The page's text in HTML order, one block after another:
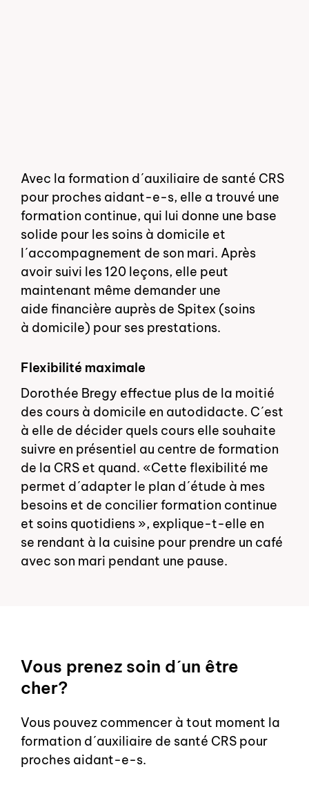
Avec la formation dʹauxiliaire de santé CRS
pour proches aidant-e-s, elle a trouvé une
formation continue, qui lui donne une base
solide pour les soins à domicile et
lʹaccompagnement de son mari. Après
avoir suivi les 120 leçons, elle peut
maintenant même demander une
aide financière auprès de Spitex (soins
à domicile) pour ses prestations.
Flexibilité maximale
Dorothée Bregy effectue plus de la moitié
des cours à domicile en autodidacte. Cʹest
à elle de décider quels cours elle souhaite
suivre en présentiel au centre de formation
de la CRS et quand. «Cette flexibilité me
permet dʹadapter le plan dʹétude à mes
besoins et de concilier formation continue
et soins quotidiens », explique-t-elle en
se rendant à la cuisine pour prendre un café
avec son mari pendant une pause.
Vous prenez soin dʹun être
cher?
Vous pouvez commencer à tout moment la
formation dʹauxiliaire de santé CRS pour
proches aidant-e-s.